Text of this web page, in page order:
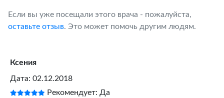
Если вы уже посещали этого врача - пожалуйста,
оставьте отзыв. Это может помочь другим людям.
Ксения
Дата: 02.12.2018
Рекомендует: Да